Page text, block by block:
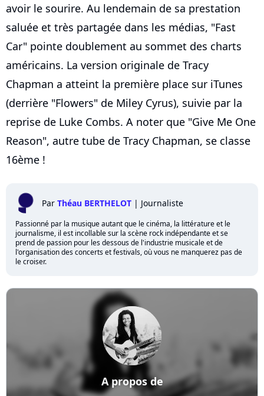
avoir le sourire. Au lendemain de sa prestation
saluée et très partagée dans les médias, "Fast
Car" pointe doublement au sommet des charts
américains. La version originale de Tracy
Chapman a atteint la première place sur iTunes
(derrière "Flowers" de Miley Cyrus), suivie par la
reprise de Luke Combs. A noter que "Give Me One
Reason", autre tube de Tracy Chapman, se classe
16ème !
Par Théau BERTHELOT | Journaliste
Passionné par la musique autant que le cinéma, la littérature et le
journalisme, il est incollable sur la scène rock indépendante et se
prend de passion pour les dessous de l'industrie musicale et de
l'organisation des concerts et festivals, où vous ne manquerez pas de
le croiser.
A propos de